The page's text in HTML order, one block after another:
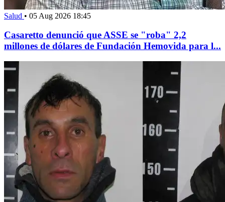
Salud • 05 Aug 2026 18:45
Casaretto denunció que ASSE se "roba" 2,2
millones de dólares de Fundación Hemovida para l...